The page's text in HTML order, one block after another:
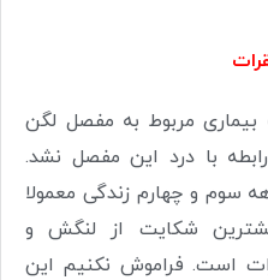
بیماری مربوط به مفصل لگن
با درد این مفصل نشد.
سوم و چهارم زندگی معمولا
شکایت از لنگش و
است. فراموش نکنیم این